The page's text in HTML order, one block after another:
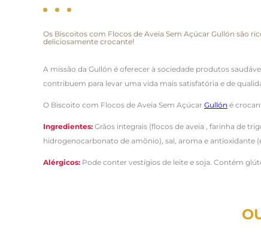
Os Biscoitos com Flocos de Aveia Sem Açúcar Gullón são
deliciosamente crocante!
A missão da Gullón é oferecer à sociedade produtos
contribuem para levar uma vida mais satisfatória e de
O Biscoito com Flocos de Aveia Sem Açúcar Gullón é
Ingredientes: Grãos integrais (flocos de aveia , farinha de
hidrogenocarbonato de amônio), sal, aroma e antioxidante
Alérgicos: Pode conter vestígios de leite e soja. Contém